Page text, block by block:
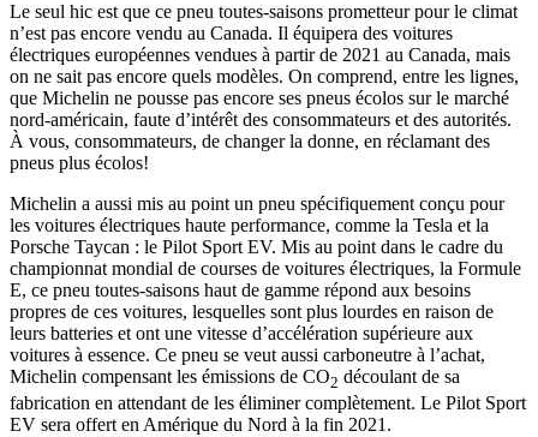
Le seul hic est que ce pneu toutes-saisons prometteur pour le climat
n’est pas encore vendu au Canada. Il équipera des voitures
électriques européennes vendues à partir de 2021 au Canada, mais
on ne sait pas encore quels modèles. On comprend, entre les lignes,
que Michelin ne pousse pas encore ses pneus écolos sur le marché
nord-américain, faute d’intérêt des consommateurs et des autorités.
À vous, consommateurs, de changer la donne, en réclamant des
pneus plus écolos!
Michelin a aussi mis au point un pneu spécifiquement conçu pour
les voitures électriques haute performance, comme la Tesla et la
Porsche Taycan : le Pilot Sport EV. Mis au point dans le cadre du
championnat mondial de courses de voitures électriques, la Formule
E, ce pneu toutes-saisons haut de gamme répond aux besoins
propres de ces voitures, lesquelles sont plus lourdes en raison de
leurs batteries et ont une vitesse d’accélération supérieure aux
voitures à essence. Ce pneu se veut aussi carboneutre à l’achat,
Michelin compensant les émissions de CO2 découlant de sa
fabrication en attendant de les éliminer complètement. Le Pilot Sport
EV sera offert en Amérique du Nord à la fin 2021.